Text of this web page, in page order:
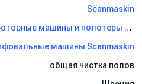
Scanmaskin
Однодисковые роторные машины и полотеры Scanmaskin
машины Scanmaskin
общая чистка полов